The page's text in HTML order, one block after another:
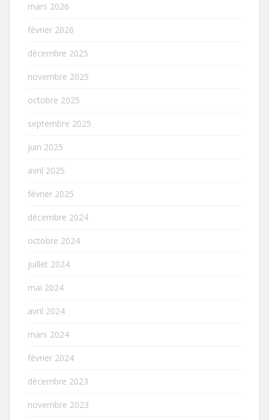
mars 2026
février 2026
décembre 2025
novembre 2025
octobre 2025
septembre 2025
juin 2025
avril 2025
février 2025
décembre 2024
octobre 2024
juillet 2024
mai 2024
avril 2024
mars 2024
février 2024
décembre 2023
novembre 2023